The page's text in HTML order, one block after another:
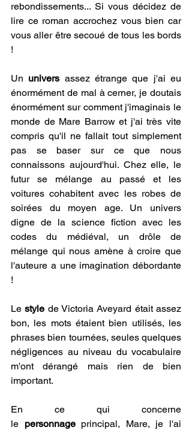
rebondissements... Si vous décidez de
lire ce roman accrochez vous bien car
vous aller être secoué de tous les bords
!
Un univers assez étrange que j'ai eu
énormément de mal à cerner, je doutais
énormément sur comment j'imaginais le
monde de Mare Barrow et j'ai très vite
compris qu'il ne fallait tout simplement
pas se baser sur ce que nous
connaissons aujourd'hui. Chez elle, le
futur se mélange au passé et les
voitures cohabitent avec les robes de
soirées du moyen age. Un univers
digne de la science fiction avec les
codes du médiéval, un drôle de
mélange qui nous amène à croire que
l'auteure a une imagination débordante
!
Le style de Victoria Aveyard était assez
bon, les mots étaient bien utilisés, les
phrases bien tournées, seules quelques
négligences au niveau du vocabulaire
m'ont dérangé mais rien de bien
important.
En ce qui concerne
le personnage principal, Mare, je l'ai